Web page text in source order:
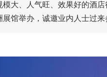
模大、人气旺、效果好的酒
展馆举办，诚邀业内人士过